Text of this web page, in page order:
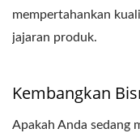
mempertahankan
jajaran produk.
Kembangkan
Apakah Anda sedang